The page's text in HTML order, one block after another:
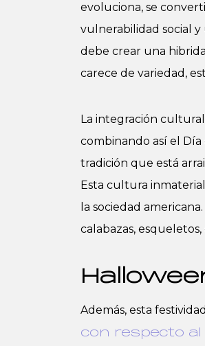
evoluciona, se
vulnerabilidad social y
debe crear una
carece de variedad,
La integración
combinando así el Día
tradición que está
Esta cultura
la sociedad
calabazas,
Además, esta
con respecto